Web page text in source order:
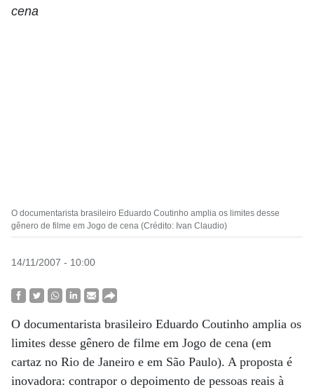
cena
O documentarista brasileiro Eduardo Coutinho amplia os limites desse
gênero de filme em Jogo de cena (Crédito: Ivan Claudio)
14/11/2007 - 10:00
O documentarista brasileiro Eduardo Coutinho amplia os
limites desse gênero de filme em Jogo de cena (em
cartaz no Rio de Janeiro e em São Paulo). A proposta é
inovadora: contrapor o depoimento de pessoas reais à